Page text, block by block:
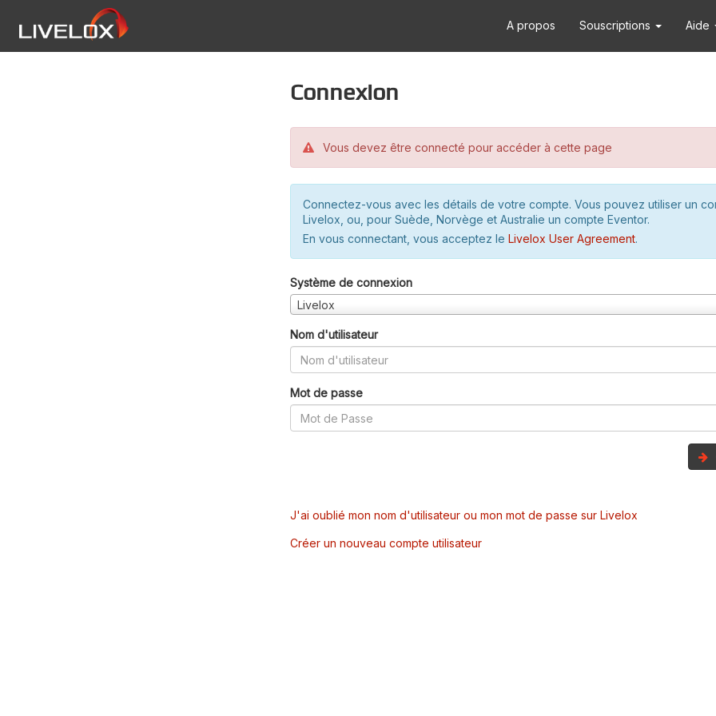
A propos Souscriptions Aide
Connexion
Vous devez être connecté pour accéder à cette page
Connectez-vous avec les détails de votre compte. Vous pouvez utiliser un
Livelox, ou, pour Suède, Norvège et Australie un compte Eventor.
En vous connectant, vous acceptez le Livelox User Agreement.
Système de connexion
Livelox
Nom d'utilisateur
Mot de passe
J'ai oublié mon nom d'utilisateur ou mon mot de passe sur Livelox
Créer un nouveau compte utilisateur